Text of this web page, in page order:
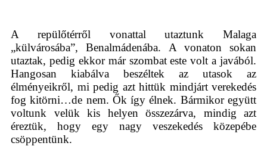
A repülőtérről vonattal utaztunk Malaga
„külvárosába”, Benalmádenába. A vonaton sokan
utaztak, pedig ekkor már szombat este volt a javából.
Hangosan kiabálva beszéltek az utasok az
élményeikről, mi pedig azt hittük mindjárt verekedés
fog kitörni…de nem. Ők így élnek. Bármikor együtt
voltunk velük kis helyen összezárva, mindig azt
éreztük, hogy egy nagy veszekedés közepébe
csöppentünk.